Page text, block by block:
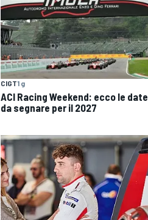
CIGT1 g
ACI Racing Weekend: ecco le date
da segnare per il 2027